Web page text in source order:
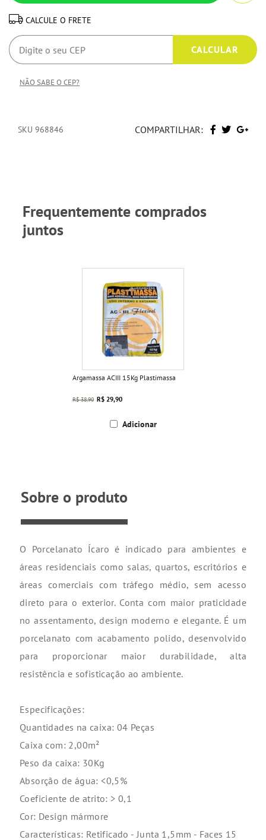
CALCULE O FRETE
NÃO SABE O CEP?
SKU 968846 COMPARTILHAR:
Frequentemente comprados
juntos
Argamassa ACIII 15Kg Plastimassa
R$ 38,90 R$ 29,90
Adicionar
Sobre o produto
O Porcelanato Ícaro é indicado para ambientes e
áreas residenciais como salas, quartos, escritórios e
áreas comerciais com tráfego médio, sem acesso
direto para o exterior. Conta com maior praticidade
no assentamento, design moderno e elegante. É um
porcelanato com acabamento polido, desenvolvido
para proporcionar maior durabilidade, alta
resistência e sofisticação ao ambiente.
Especificações:
Quantidades na caixa: 04 Peças
Caixa com: 2,00m²
Peso da caixa: 30Kg
Absorção de água: <0,5%
Coeficiente de atrito: > 0,1
Cor: Design mármore
Características: Retificado - Junta 1,5mm - Faces 15